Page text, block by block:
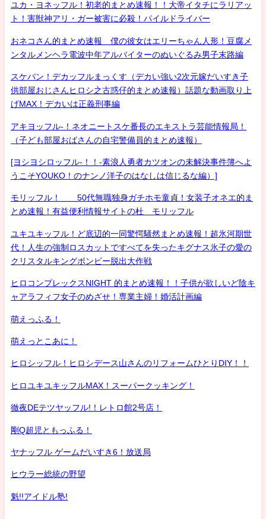
ユカ・ヨネッフル！初老的まとめ速報！！大帝イタチにラリアッ
ト！害獣神アリ・ガー被害に必殺！パイルドライバー
おネコさん的まとめ速報 僕の彼女はエリーちゃん人形！豆腐メ
ンタルメンヘラ電波中年アルバイターのぬいぐるみ男子末路編
スケバン！デカッフルまっくす（デカい強い2次元嫁だいすき子
供部屋おじさんヒロシ之古惑仔的まとめ速報）話題な動画取り上
げMAX！デカいは正義刑事編
アキヨッフル-！ネオニートスケ番長のエキストラ芸能情報局！
（子ども部屋おばさんの自宅警備員的まとめ速報）
[ヨシヨシロッフル-！！-素浪人勇者カツオンの未解決事件簿へよ
うこそYOUKO！のナンノ洋子のはなしは信じるな編）]
モリッフル！ 50代無職独身ガチホモ童貞！女装子オネエ的ま
とめ速報！有益便利情報サイトの杜 モリッフル
ユキユキッフル！ど底辺的一同驚愕騒然まとめ速報！超氷河期世
代！人生の強制ロスカットですべてを失ったキグナス氷子の愛の
クリスタルキングボンビー脱出大作戦
ヒロコンプレックスNIGHT 的まとめ速報！！子供が欲しいど陰キ
ャアラフィフ女子のめざせ！専業主婦！婚活計画編
萌えっふる！
萌えっとこあに！
ヒロシッフル！ヒロシデース山さんのリフォームひとりDIY！！
ヒロユキユキッフルMAX！スーパークッキング！
徹夜DEテツヤッフル!！レトロ館2号店！
剛Q超児ともっふる！
ヤナッフル ゲームだいすき6！放送局
ヒウラー総統の野望
魁!!アイドル塾!